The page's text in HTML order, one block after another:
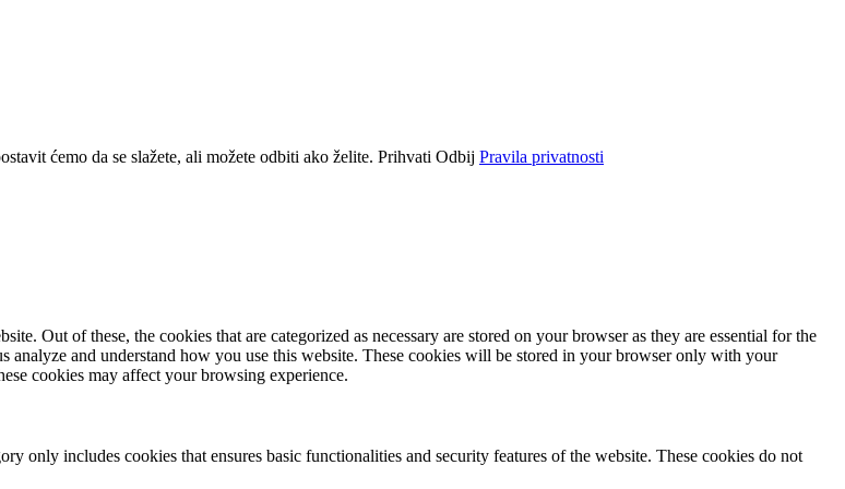
ćemo da se slažete, ali možete odbiti ako želite. Prihvati Odbij Pravila privatnosti
Out of these, the cookies that are categorized as necessary are stored on your browser as they are essential for the
and understand how you use this website. These cookies will be stored in your browser only with your
cookies may affect your browsing experience.
only includes cookies that ensures basic functionalities and security features of the website. These cookies do not